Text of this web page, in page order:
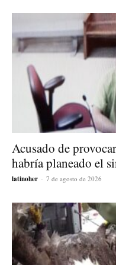
Acusado de
habría planeado el
latinoher - 7 de agosto de 2026